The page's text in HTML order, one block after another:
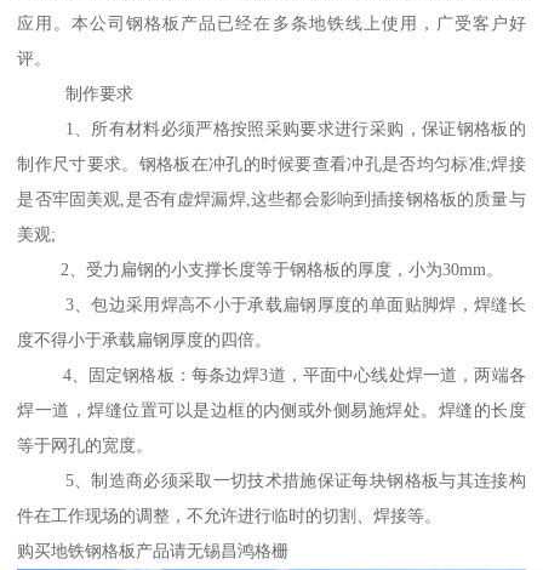
应用。本公司钢格板产品已经在多条地铁线上使用，广受客户好
评。
制作要求
1、所有材料必须严格按照采购要求进行采购，保证钢格板的
制作尺寸要求。钢格板在冲孔的时候要查看冲孔是否均匀标准;焊接
是否牢固美观,是否有虚焊漏焊,这些都会影响到插接钢格板的质量与
美观;
2、受力扁钢的小支撑长度等于钢格板的厚度，小为30mm。
3、包边采用焊高不小于承载扁钢厚度的单面贴脚焊，焊缝长
度不得小于承载扁钢厚度的四倍。
4、固定钢格板：每条边焊3道，平面中心线处焊一道，两端各
焊一道，焊缝位置可以是边框的内侧或外侧易施焊处。焊缝的长度
等于网孔的宽度。
5、制造商必须采取一切技术措施保证每块钢格板与其连接构
件在工作现场的调整，不允许进行临时的切割、焊接等。
购买地铁钢格板产品请无锡昌鸿格栅